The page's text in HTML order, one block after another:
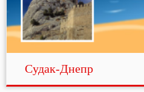
Судак-Днепр